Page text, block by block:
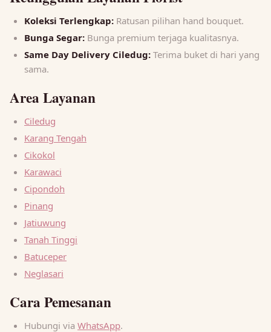
Koleksi Terlengkap: Ratusan pilihan hand bouquet.
Bunga Segar: Bunga premium terjaga kualitasnya.
Same Day Delivery Ciledug: Terima buket di hari yang
sama.
Area Layanan
Ciledug
Karang Tengah
Cikokol
Karawaci
Cipondoh
Pinang
Jatiuwung
Tanah Tinggi
Batuceper
Neglasari
Cara Pemesanan
Hubungi via WhatsApp.